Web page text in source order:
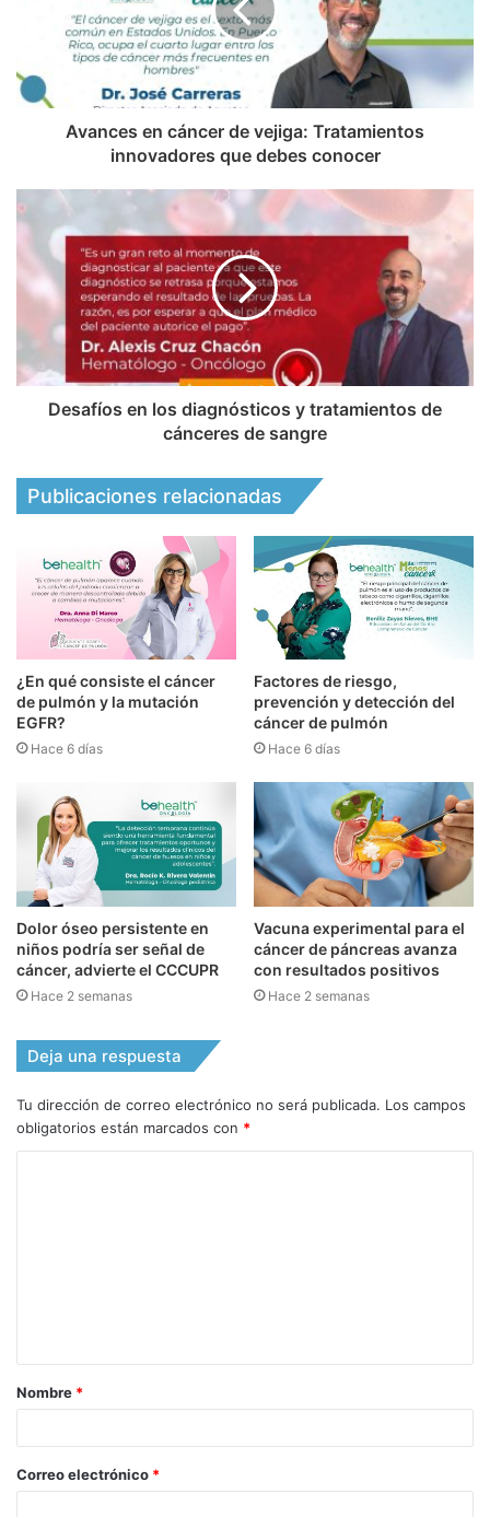
e
b
Avances en cáncer de vejiga: Tratamientos
innovadores que debes conocer
Desafíos en los diagnósticos y tratamientos de
cánceres de sangre
Publicaciones relacionadas
¿En qué consiste el cáncer
de pulmón y la mutación
EGFR?
Hace 6 días
Factores de riesgo,
prevención y detección del
cáncer de pulmón
Hace 6 días
Dolor óseo persistente en
niños podría ser señal de
cáncer, advierte el CCCUPR
Hace 2 semanas
Vacuna experimental para el
cáncer de páncreas avanza
con resultados positivos
Hace 2 semanas
Deja una respuesta
Tu dirección de correo electrónico no será publicada. Los campos
obligatorios están marcados con *
a
r
*
Nombre *
Correo electrónico *